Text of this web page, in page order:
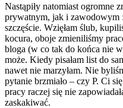
Nastąpiły natomiast ogromne
prywatnym, jak i zawodowym
szczęście. Wzięłam ślub,
kocura, oboje zmieniliśmy
bloga (w co tak do końca nie
może. Kiedy pisałam list do
nawet nie marzyłam. Nie
pytanie brzmiało – czy P. Ci
pracy raczej się nie
zaskakiwać.